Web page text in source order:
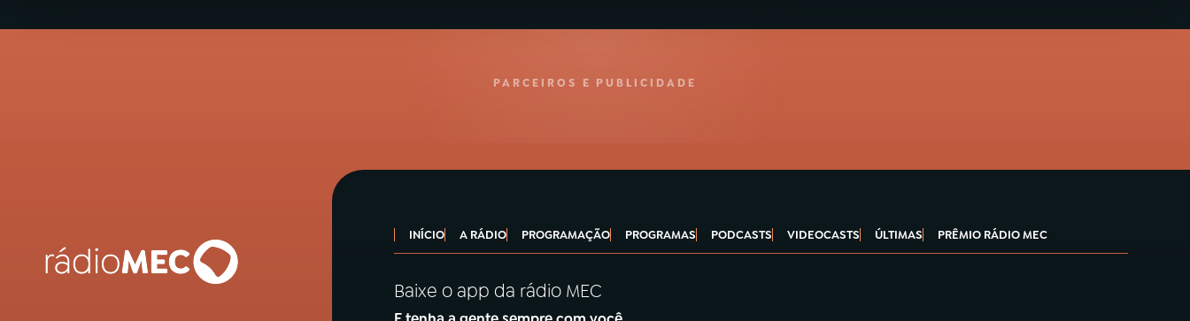
PARCEIROS E PUBLICIDADE
INÍCIO A RÁDIO PROGRAMAÇÃO PROGRAMAS PODCASTS VIDEOCASTS ÚLTIMAS PRÊMIO RÁDIO MEC
Baixe o app da rádio MEC